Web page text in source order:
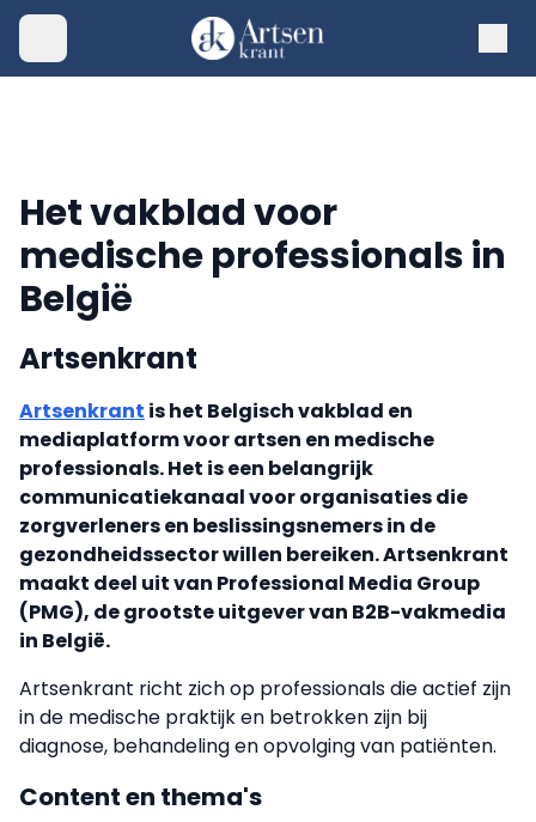
Het vakblad voor
medische professionals in
België
Artsenkrant
Artsenkrant is het Belgisch vakblad en
mediaplatform voor artsen en medische
professionals. Het is een belangrijk
communicatiekanaal voor organisaties die
zorgverleners en beslissingsnemers in de
gezondheidssector willen bereiken. Artsenkrant
maakt deel uit van Professional Media Group
(PMG), de grootste uitgever van B2B-vakmedia
in België.
Artsenkrant richt zich op professionals die actief zijn
in de medische praktijk en betrokken zijn bij
diagnose, behandeling en opvolging van patiënten.
Content en thema's